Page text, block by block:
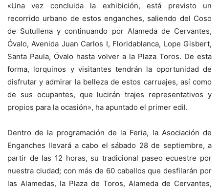
«Una vez concluida la exhibición, está previsto un
recorrido urbano de estos enganches, saliendo del Coso
de Sutullena y continuando por Alameda de Cervantes,
Óvalo, Avenida Juan Carlos I, Floridablanca, Lope Gisbert,
Santa Paula, Óvalo hasta volver a la Plaza Toros. De esta
forma, lorquinos y visitantes tendrán la oportunidad de
disfrutar y admirar la belleza de estos carruajes, así como
de sus ocupantes, que lucirán trajes representativos y
propios para la ocasión», ha apuntado el primer edil.
Dentro de la programación de la Feria, la Asociación de
Enganches llevará a cabo el sábado 28 de septiembre, a
partir de las 12 horas, su tradicional paseo ecuestre por
nuestra ciudad; con más de 60 caballos que desfilarán por
las Alamedas, la Plaza de Toros, Alameda de Cervantes,